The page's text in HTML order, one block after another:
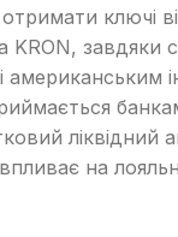
ключі
завдяки
американським
ліквідний
на